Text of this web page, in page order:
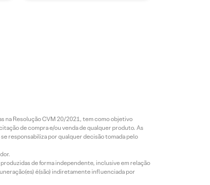
na Resolução CVM 20/2021, tem como objetivo
de compra e/ou venda de qualquer produto. As
responsabiliza por qualquer decisão tomada pelo
de forma independente, inclusive em relação
é(são) indiretamente influenciada por